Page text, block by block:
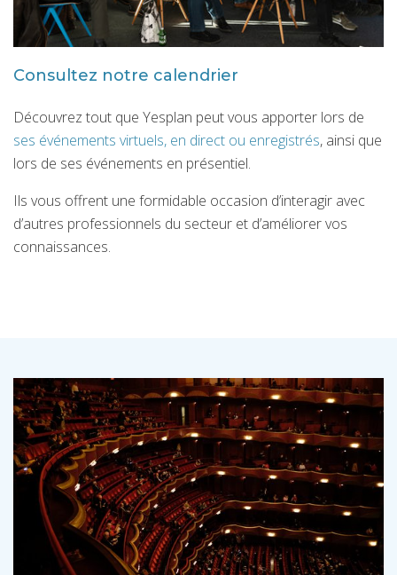
Consultez notre calendrier
Découvrez tout que Yesplan peut vous apporter lors de
ses événements virtuels, en direct ou enregistrés, ainsi que
lors de ses événements en présentiel.
Ils vous offrent une formidable occasion d’interagir avec
d’autres professionnels du secteur et d’améliorer vos
connaissances.